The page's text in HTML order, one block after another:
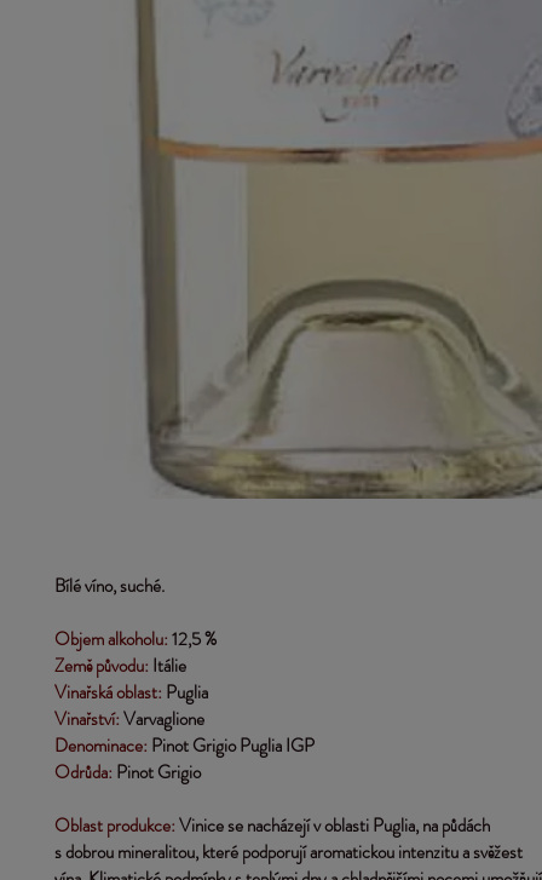
Bílé víno, suché.
Objem alkoholu:12,5 %
Země původu: Itálie
Vinařská oblast: Puglia
Vinařství: Varvaglione
Denominace: Pinot Grigio Puglia IGP
Odrůda: Pinot Grigio
Oblast produkce:Vinice se nacházejí v oblasti Puglia, na půdách
s dobrou mineralitou, které podporují aromatickou intenzitu a svěžest